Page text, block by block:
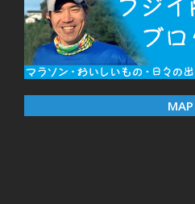
MAP